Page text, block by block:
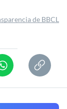
de BBCL